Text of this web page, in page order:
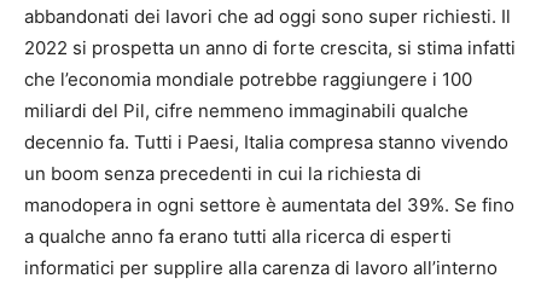
abbandonati dei lavori che ad oggi sono super richiesti. Il
2022 si prospetta un anno di forte crescita, si stima infatti
che l’economia mondiale potrebbe raggiungere i 100
miliardi del Pil, cifre nemmeno immaginabili qualche
decennio fa. Tutti i Paesi, Italia compresa stanno vivendo
un boom senza precedenti in cui la richiesta di
manodopera in ogni settore è aumentata del 39%. Se fino
a qualche anno fa erano tutti alla ricerca di esperti
informatici per supplire alla carenza di lavoro all’interno